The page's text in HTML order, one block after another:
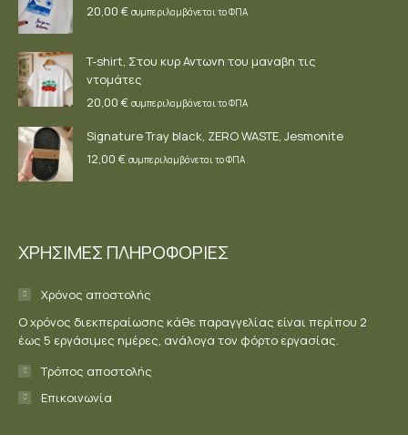
20,00 € συμπεριλαμβάνεται το ΦΠΑ
T-shirt, Στου κυρ Αντωνη του μαναβη τις
ντομάτες
20,00 € συμπεριλαμβάνεται το ΦΠΑ
Signature Tray black, ZERO WASTE, Jesmonite
12,00 € συμπεριλαμβάνεται το ΦΠΑ
ΧΡΗΣΙΜΕΣ ΠΛΗΡΟΦΟΡΙΕΣ
Χρόνος αποστολής
Ο χρόνος διεκπεραίωσης κάθε παραγγελίας είναι περίπου 2
έως 5 εργάσιμες ημέρες, ανάλογα τον φόρτο εργασίας.
Τρόπος αποστολής
Επικοινωνία